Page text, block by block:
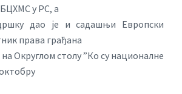
у РС, а
дао је и садашњи Европски
права грађана
Округлом столу ”Ко су националне